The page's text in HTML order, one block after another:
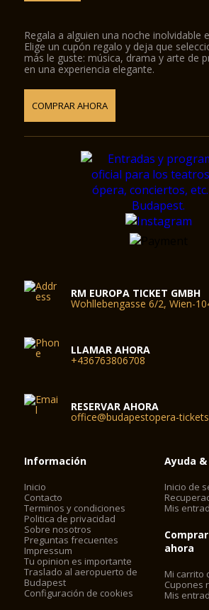
Regala a alguien una noche inolvidable
Elige un cupón regalo y deja que
más le guste: música, drama y arte de
en una experiencia elegante.
COMPRAR AHORA
RM EUROPA TICKET GMBH
Wohllebengasse 6/2, Wien-
LLAMAR AHORA
+436763806708
RESERVAR AHORA
office@budapestopera-
Información
Inicio
Contacto
Terminos y condiciones
Politica de privacidad
Sobre nosotros
Preguntas frecuentes
Impressum
Tu opinion es importante
Traslado al aeropuerto de
Budapest
Configuración de cookies
Ayuda
Inicio de
Mis
ahora
Mi carrito
Cupones
Mis